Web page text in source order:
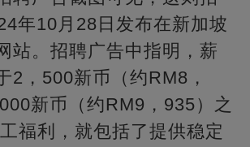
年10月28日发布在新加坡
站。招聘广告中指明，薪
2，500新币（约RM8，
新币（约RM9，935）之
福利，就包括了提供稳定